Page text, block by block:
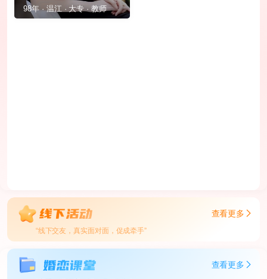
98年 · 温江 · 大专 · 教师
查看更多
“线下交友，真实面对面，促成牵手”
查看更多